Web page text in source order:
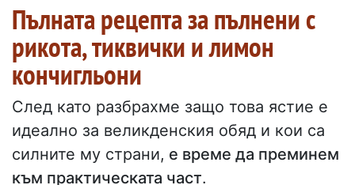
Пълната рецепта за пълнени с
рикота, тиквички и лимон
кончигльони
След като разбрахме защо това ястие е
идеално за великденския обяд и кои са
силните му страни, е време да преминем
към практическата част.